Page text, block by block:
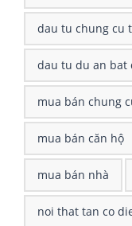
dau tu chung cu
dau tu du an bat
mua bán chung
mua bán căn hộ
mua bán nhà
noi that tan co